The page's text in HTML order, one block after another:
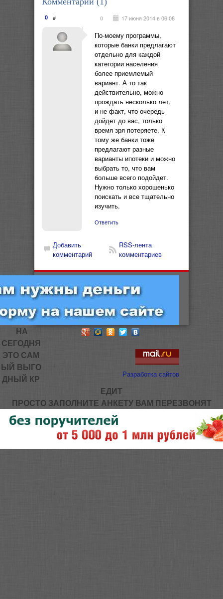
0 # 17 июня 2014 в 06:08
0
По-моему программы,
которые банки предлагают
отдельно для каждой
категории населения
более приемлемый
вариант. А то так
действительно, можно
прождать несколько лет,
и не факт, что очередь
дойдет до вас, только
время зря потеряете. К
тому же банки тоже
предлагают разные
варианты ипотеки и можно
выбрать то, что вам
больше всего подойдет.
Нужно только хорошенько
поискать и все тщательно
изучить.
Ответить
Добавить
комментарий
RSS-лента
комментариев
Разработка сайтов
НА
СЕГОДНЯ
ЭТО САМ
ЫЙ ВЫГО
ДНЫЙ КР
ЕДИТ
ПРОСТО ЗАПОЛНИТЕ АНКЕТУ ВАМ ПЕРЕЗВОНЯТ